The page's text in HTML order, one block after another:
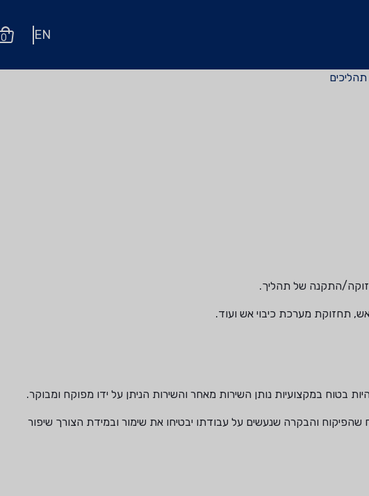
EN
0
התקנה של תהליך.
תחזוקת מערכת כיבוי אש ועוד.
במקצועיות נותן השירות מאחר והשירות הניתן על ידו מפוקח ומבוקר.
והבקרה שנעשים על עבודתו יבטיחו את שימור ובמידת הצורך שיפור